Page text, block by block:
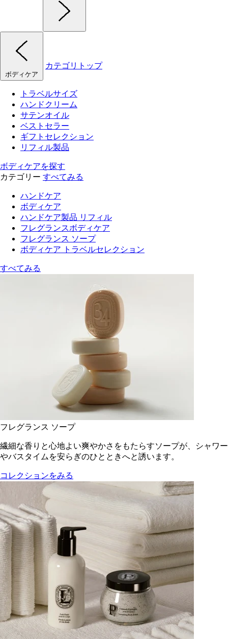
ボディケア
カテゴリトップ
トラベルサイズ
ハンドクリーム
サテンオイル
ベストセラー
ギフトセレクション
リフィル製品
ボディケアを探す
カテゴリー すべてみる
ハンドケア
ボディケア
ハンドケア製品 リフィル
フレグランスボディケア
フレグランス ソープ
ボディケア トラベルセレクション
すべてみる
フレグランス ソープ
繊細な香りと心地よい爽やかさをもたらすソープが、シャワー
やバスタイムを安らぎのひとときへと誘います。
コレクションをみる